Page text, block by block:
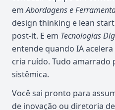
emAbordagens e
design thinking e lean
post-it. E em Tecnologias
entende quando IA
cria ruído. Tudo amarrado
sistêmica.
Você sai pronto para
de inovação ou diretoria